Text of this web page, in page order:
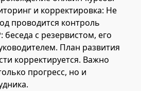
и корректировка: Не
проводится контроль
с резервистом, его
План развития
корректируется. Важно
прогресс, но и